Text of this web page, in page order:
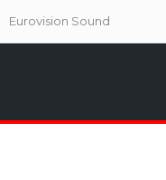
Eurovision Sound